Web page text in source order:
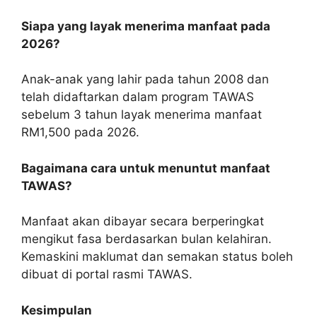
Siapa yang layak menerima manfaat pada
2026?
Anak-anak yang lahir pada tahun 2008 dan
telah didaftarkan dalam program TAWAS
sebelum 3 tahun layak menerima manfaat
RM1,500 pada 2026.
Bagaimana cara untuk menuntut manfaat
TAWAS?
Manfaat akan dibayar secara berperingkat
mengikut fasa berdasarkan bulan kelahiran.
Kemaskini maklumat dan semakan status boleh
dibuat di portal rasmi TAWAS.
Kesimpulan